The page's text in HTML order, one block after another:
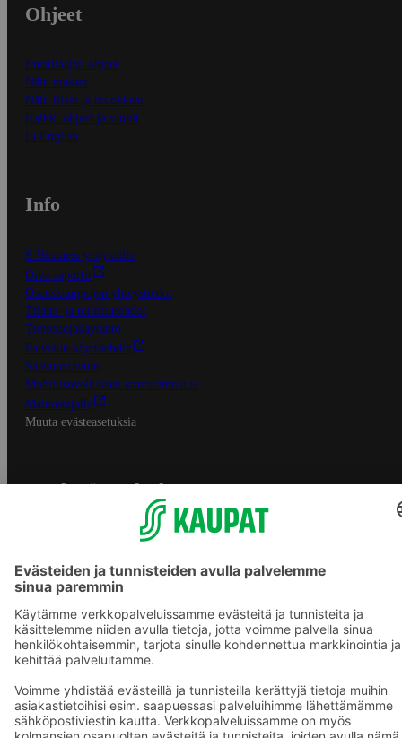
Ohjeet
Ensitilaajan ohjeet
Näin maksat
Näin tilaat ja muokkaat
Kaikki ohjeet ja vinkit
In English
Info
S-Business yrityksille
Oiva-raportit
Osuuskauppojen yhteystiedot
Tilaus- ja toimitusehdot
Tietosuojakäytäntö
Palvelun käyttöehdot
Saavutettavuus
Mobiilisovelluksen saavutettavuus
Mainostajalle
Muuta evästeasetuksia
S-ryhmän palvelut
Asiakasomistajuus
Yhteishyvä Ruoka -sovellus
Prisma.fi
Sokos.fi
S-Pankki
Sokos Hotels
Raflaamo